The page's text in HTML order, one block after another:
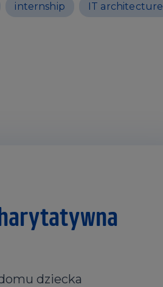
internship IT architecture
dziecka